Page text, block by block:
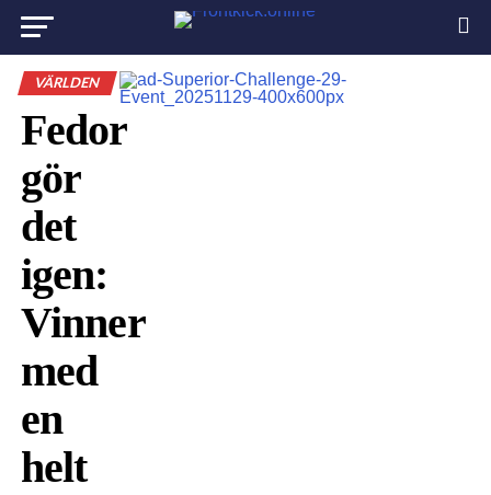
VÄRLDEN
Fedor
gör
det
igen:
Vinner
med
en
helt